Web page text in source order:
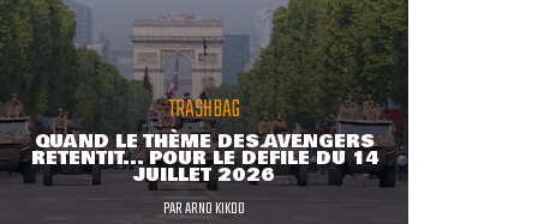
TRASHBAG
QUAND LE THÈME DES AVENGERS
RETENTIT... POUR LE DÉFILÉ DU 14
JUILLET 2026
PARARNO KIKOO